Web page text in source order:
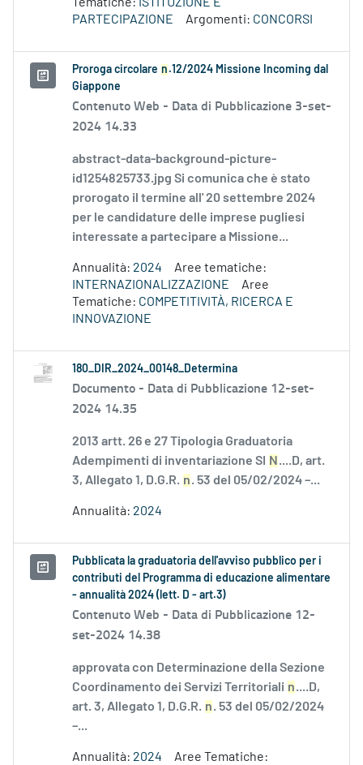
Tematiche: ISTITUZIONE E
PARTECIPAZIONE
Argomenti: CONCORSI
Proroga circolare n .12/2024 Missione Incoming dal
Giappone
Contenuto Web - Data di Pubblicazione 3-set-
2024 14.33
abstract-data-background-picture-
id1254825733.jpg Si comunica che è stato
prorogato il termine all' 20 settembre 2024
per le candidature delle imprese pugliesi
interessate a partecipare a Missione...
Annualità: 2024
Aree tematiche:
INTERNAZIONALIZZAZIONE
Aree
Tematiche: COMPETITIVITÀ, RICERCA E
INNOVAZIONE
180_DIR_2024_00148_Determina
Documento - Data di Pubblicazione 12-set-
2024 14.35
2013 artt. 26 e 27 Tipologia Graduatoria
Adempimenti di inventariazione SI
N ....D, art.
3, Allegato 1, D.G.R. n. 53 del 05/02/2024 –...
Annualità: 2024
Pubblicata la graduatoria dell'avviso pubblico per i
contributi del Programma di educazione alimentare
- annualità 2024 (lett. D - art.3)
Contenuto Web - Data di Pubblicazione 12-
set-2024 14.38
approvata con Determinazione della Sezione
Coordinamento dei Servizi Territoriali n....D,
art. 3, Allegato 1, D.G.R. n. 53 del 05/02/2024
–...
Annualità: 2024
Aree Tematiche: